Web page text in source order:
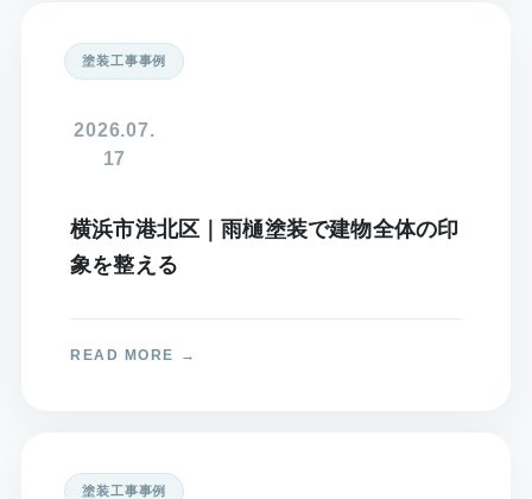
塗装工事事例
2026.07.
17
横浜市港北区｜雨樋塗装で建物全体の印
象を整える
塗装工事事例